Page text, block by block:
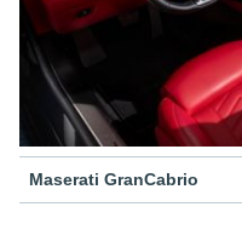
Maserati GranCabrio